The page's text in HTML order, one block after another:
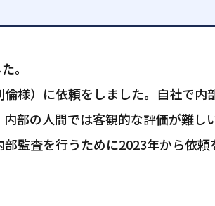
。
様）に依頼をしました。自社で内
部の人間では客観的な評価が難し
監査を行うために2023年から依頼